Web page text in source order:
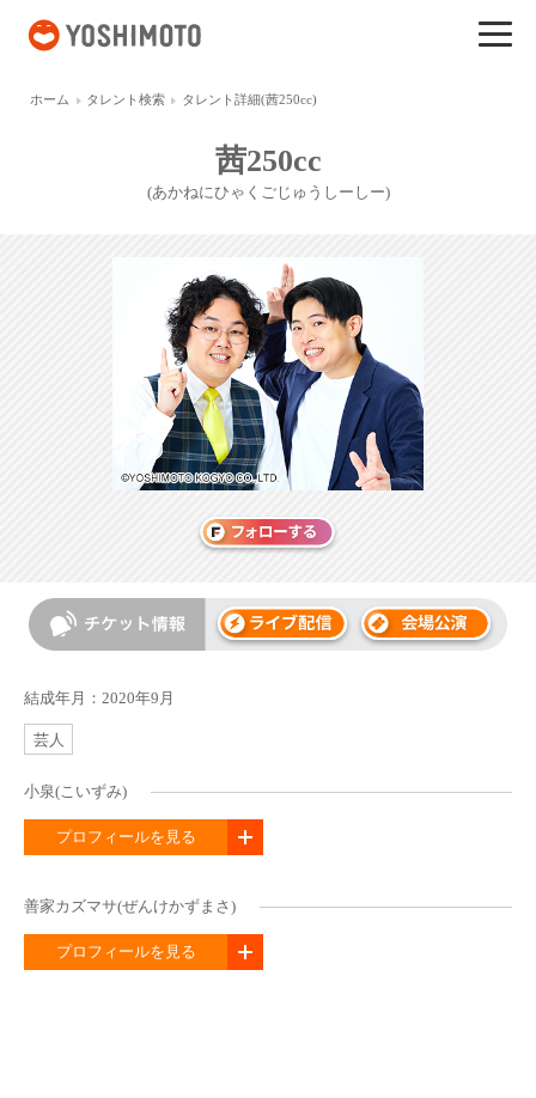
ホーム タレント検索 タレント詳細(茜250cc)
茜250cc
(あかねにひゃくごじゅうしーしー)
結成年月：2020年9月
芸人
小泉(こいずみ)
プロフィールを見る
善家カズマサ(ぜんけかずまさ)
プロフィールを見る